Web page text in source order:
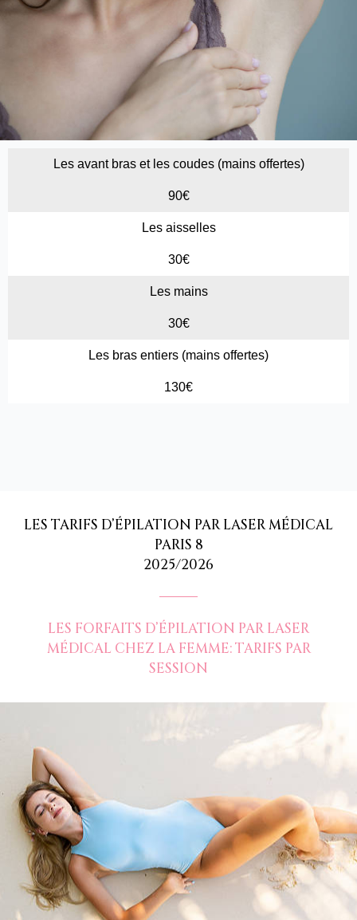
Les avant bras et les coudes (mains offertes)
90€
Les aisselles
30€
Les mains
30€
Les bras entiers (mains offertes)
130€
LES TARIFS D’ÉPILATION PAR LASER MÉDICAL
PARIS 8
2025/2026
LES FORFAITS D’ÉPILATION PAR LASER
MÉDICAL CHEZ LA FEMME: TARIFS PAR
SESSION